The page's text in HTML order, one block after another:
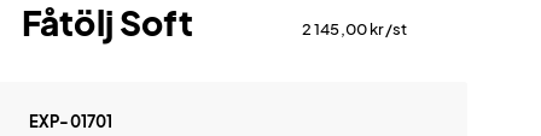
Fåtölj Soft 2 145,00kr/st
EXP-01701